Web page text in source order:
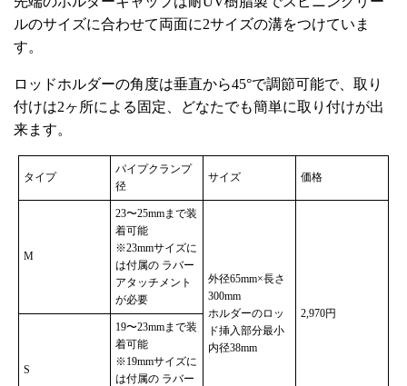
ルのサイズに合わせて両面に2サイズの溝をつけていま
す。
ロッドホルダーの角度は垂直から45°で調節可能で、取り
付けは2ヶ所による固定、どなたでも簡単に取り付けが出
来ます。
タイプ
パイプクランプ
径
サイズ 価格
M
23〜25mmまで装
着可能
※23mmサイズに
は付属の ラバー
アタッチメント
が必要
外径65mm×長さ
300mm
ホルダーのロッ
ド挿入部分最小
内径38mm
2,970円
S
19〜23mmまで装
着可能
※19mmサイズに
は付属の ラバー